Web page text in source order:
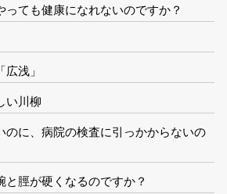
っても健康になれないのですか？
広浅」
い川柳
のに、病院の検査に引っかからないの
と脛が硬くなるのですか？